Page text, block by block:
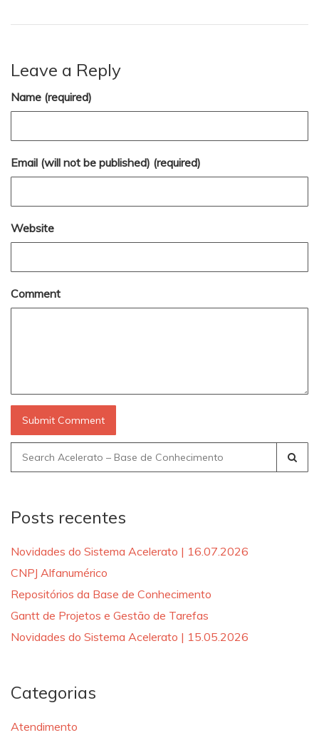
Leave a Reply
Name (required)
Email (will not be published) (required)
Website
Comment
Search
for:
Posts recentes
Novidades do Sistema Acelerato | 16.07.2026
CNPJ Alfanumérico
Repositórios da Base de Conhecimento
Gantt de Projetos e Gestão de Tarefas
Novidades do Sistema Acelerato | 15.05.2026
Categorias
Atendimento